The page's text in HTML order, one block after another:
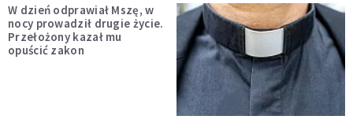
W dzień odprawiał Mszę, w
nocy prowadził drugie życie.
Przełożony kazał mu
opuścić zakon